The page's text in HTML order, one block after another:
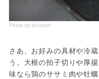
Photo by shucyan
さあ、お好みの具材や冷
う。大根の拍子切りや厚
味なら鶏のササミ肉や牡